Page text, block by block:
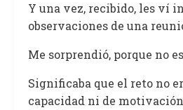
Y una vez, recibido, les ví
observaciones de una
Me sorprendió, porque no
Significaba que el reto no
capacidad ni de